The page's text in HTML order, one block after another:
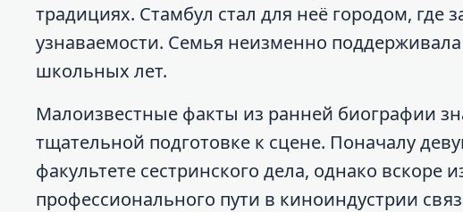
традициях. Стамбул стал для неё городом, где
узнаваемости. Семья неизменно
школьных лет.
Малоизвестные факты из ранней биографии
тщательной подготовке к сцене. Поначалу
факультете сестринского дела, однако
профессионального пути в киноиндустрии